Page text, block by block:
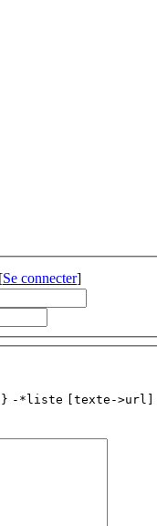
[Se connecter]
-*liste [texte->url]